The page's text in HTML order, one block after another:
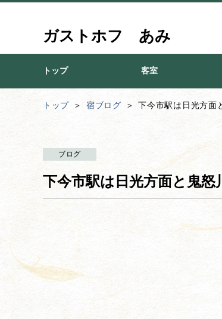
ガストホフ あみ
トップ 客室
トップ 宿ブログ 下今市駅は日光方面
ブログ
下今市駅は日光方面と鬼怒